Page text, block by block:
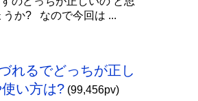
うか? なので今回は ...
れるでどっちが正し
い方は? (99,456pv)